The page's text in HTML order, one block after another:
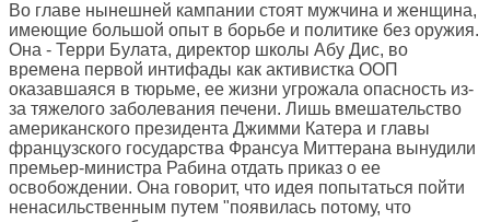
Во главе нынешней кампании стоят мужчина и женщина,
имеющие большой опыт в борьбе и политике без оружия.
Она - Терри Булата, директор школы Абу Дис, во
времена первой интифады как активистка ООП
оказавшаяся в тюрьме, ее жизни угрожала опасность из-
за тяжелого заболевания печени. Лишь вмешательство
американского президента Джимми Катера и главы
французского государства Франсуа Миттерана вынудили
премьер-министра Рабина отдать приказ о ее
освобождении. Она говорит, что идея попытаться пойти
ненасильственным путем "появилась потому, что